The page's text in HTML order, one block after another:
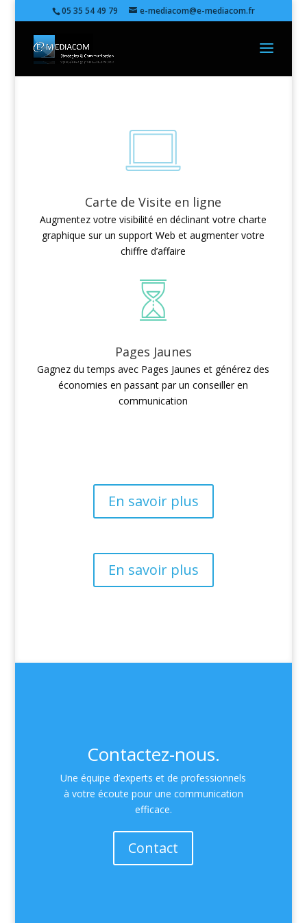
05 35 54 49 79 e-mediacom@e-mediacom.fr
Carte de Visite en ligne
Augmentez votre visibilité en déclinant votre charte
graphique sur un support Web et augmenter votre
chiffre d’affaire
Pages Jaunes
Gagnez du temps avec Pages Jaunes et générez des
économies en passant par un conseiller en
communication
En savoir plus
En savoir plus
Contactez-nous.
Une équipe d’experts et de professionnels
à votre écoute pour une communication
efficace.
Contact